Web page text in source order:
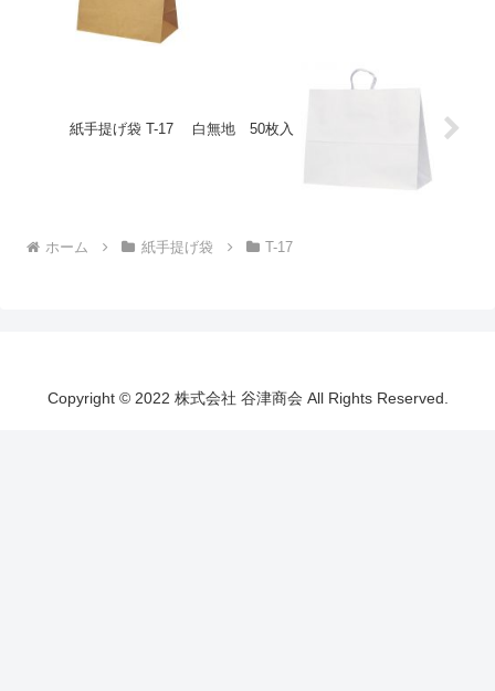
紙手提げ袋 T-17 白無地 50枚入
ホーム 紙手提げ袋 T-17
Copyright © 2022 株式会社 谷津商会 All Rights Reserved.